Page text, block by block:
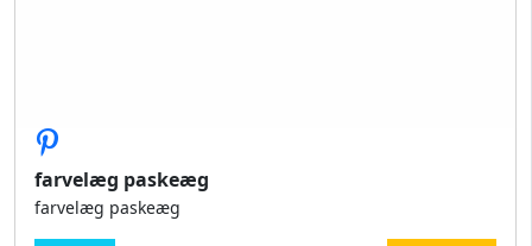
farvelæg paskeæg
farvelæg paskeæg